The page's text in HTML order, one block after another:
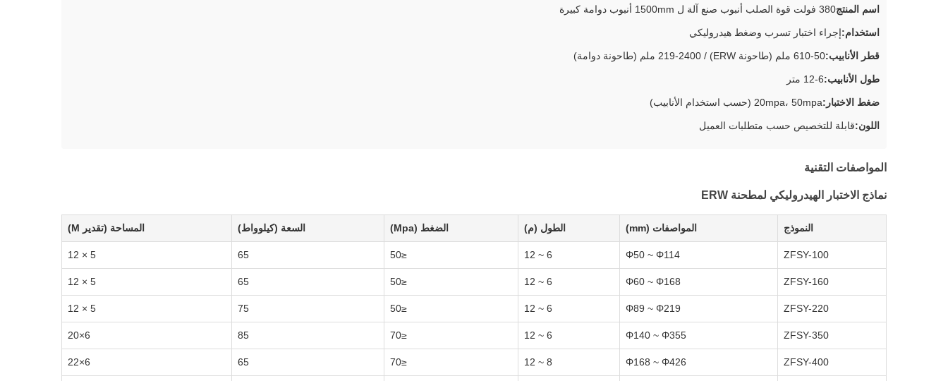
اسم المنتج380 فولت قوة الصلب أنبوب صنع آلة ل 1500mm أنبوب دوامة كبيرة
استخدام:إجراء اختبار تسرب وضغط هيدروليكي
قطر الأنابيب:50-610 ملم (طاحونة ERW) / 219-2400 ملم (طاحونة دوامة)
طول الأنابيب:6-12 متر
ضغط الاختبار:20mpa، 50mpa (حسب استخدام الأنابيب)
اللون:قابلة للتخصيص حسب متطلبات العميل
المواصفات التقنية
نماذج الاختبار الهيدروليكي لمطحنة ERW
النموذج المواصفات (mm) الطول (م) الضغط (Mpa) السعة (كيلوواط) المساحة (تقدير M)
ZFSY-100
Φ50 ~ Φ114
6 ~ 12
≤50
65
5 × 12
ZFSY-160
Φ60 ~ Φ168
6 ~ 12
≤50
65
5 × 12
ZFSY-220
Φ89 ~ Φ219
6 ~ 12
≤50
75
5 × 12
ZFSY-350
Φ140 ~ Φ355
6 ~ 12
≤70
85
6×20
ZFSY-400
Φ168 ~ Φ426
8 ~ 12
≤70
65
6×22